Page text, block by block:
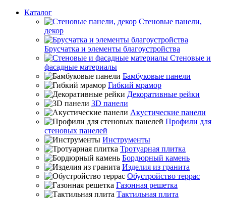
Каталог
Стеновые панели,
декор
Брусчатка и элементы благоустройства
Стеновые и
фасадные материалы
Бамбуковые панели
Гибкий мрамор
Декоративные рейки
3D панели
Акустические панели
Профили для
стеновых панелей
Инструменты
Тротуарная плитка
Бордюрный камень
Изделия из гранита
Обустройство террас
Газонная решетка
Тактильная плита